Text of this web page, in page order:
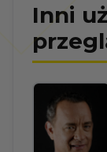
Inni